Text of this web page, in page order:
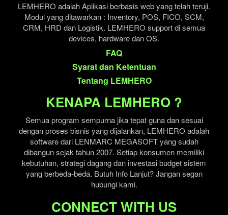
LEMHERO adalah Aplikasi berbasis web yang telah teruji.
Modul yang ditawarkan : Inventory, POS, FICO, SCM,
CRM, HRD dan Logistik. LEMHERO support di semua
devices, hardware dan OS.
FAQ
Syarat dan Ketentuan
Tentang LEMHERO
KENAPA LEMHERO ?
Semua program sempurna jika tepat guna dan sesuai
dengan proses bisnis yang dijalankan, LEMHERO adalah
software dari LENMARC MEGASOFT yang sudah
dibangun sejak tahun 2007. Setiap konsumen memiliki
kebutuhan, strategi dagang dan investasi budget sistem
yang berbeda-beda. Butuh Info Lanjut? Jangan segan
hubungi kami.
CONNECT WITH US